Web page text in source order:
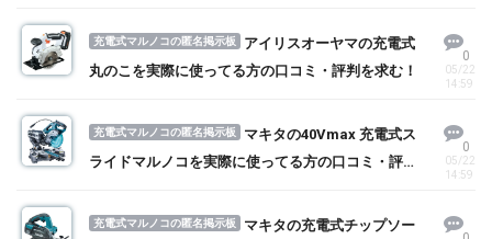
充電式マルノコの匿名掲示板
アイリスオーヤマの充電式
丸のこを実際に使ってる方の口コミ・評判を求む！
0
05/22
14:59
充電式マルノコの匿名掲示板
マキタの40Vmax 充電式ス
ライドマルノコを実際に使ってる方の口コミ・評判
0
05/22
14:59
充電式マルノコの匿名掲示板
マキタの充電式チップソー